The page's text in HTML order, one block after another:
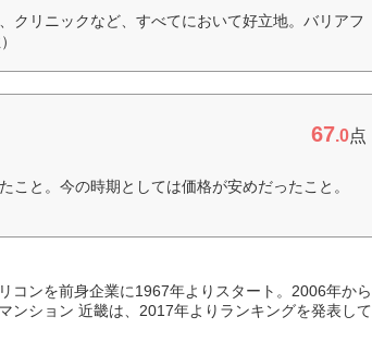
クリニックなど、すべてにおいて好立地。バリアフ
67.0点
こと。今の時期としては価格が安めだったこと。
コンを前身企業に1967年よりスタート。2006年から
ンション 近畿は、2017年よりランキングを発表して